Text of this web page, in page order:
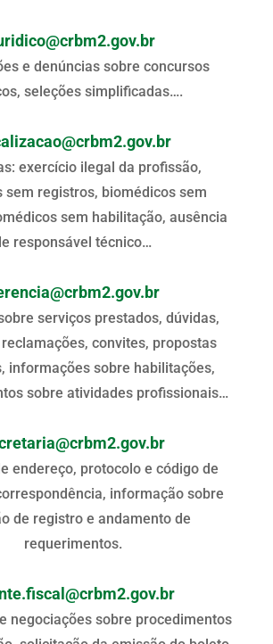
e denúncias sobre concursos
seleções simplificadas….
exercício ilegal da profissão,
sem registros, biomédicos sem
sem habilitação, ausência
responsável técnico…
serviços prestados, dúvidas,
convites, propostas
informações sobre habilitações,
sobre atividades profissionais…
endereço, protocolo e código de
informação sobre
de registro e andamento de
requerimentos.
negociações sobre procedimentos